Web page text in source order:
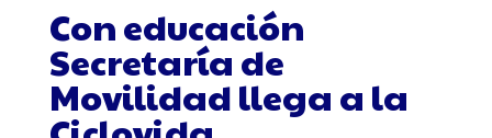
Con educación
Secretaría de
Movilidad llega a la